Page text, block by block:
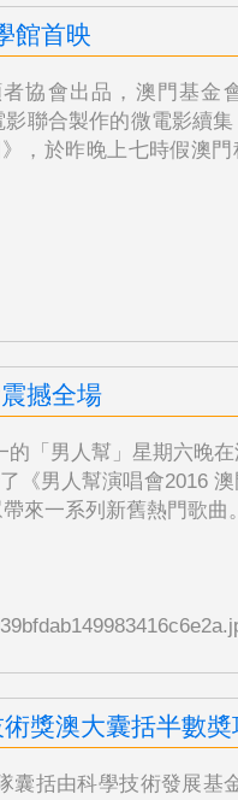
館首映
協會出品，澳門基金
影聯合製作的微電影續
，於昨晚上七時假澳
撼全場
的「男人幫」星期六晚
《男人幫演唱會2016
來一系列新舊熱門歌曲
獎澳大囊括半數奬
囊括由科學技術發展基